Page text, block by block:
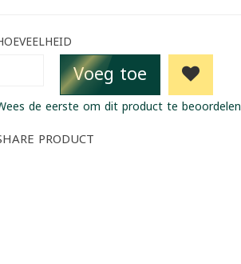
Voeg toe
de eerste om dit product te beoordelen
PRODUCT